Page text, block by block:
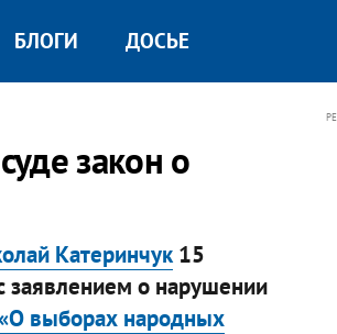
БЛОГИ ДОСЬЕ
закон о
Катеринчук15
заявлением о нарушении
выборах народных